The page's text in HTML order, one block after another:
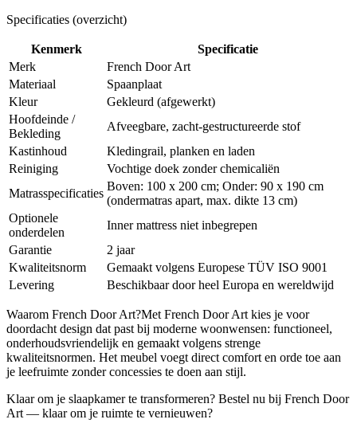
Specificaties (overzicht)
Kenmerk
Specificatie
Merk
French Door Art
Materiaal
Spaanplaat
Kleur
Gekleurd (afgewerkt)
Hoofdeinde /
Bekleding
Afveegbare, zacht-gestructureerde stof
Kastinhoud
Kledingrail, planken en laden
Reiniging
Vochtige doek zonder chemicaliën
Matrasspecificaties
Boven: 100 x 200 cm; Onder: 90 x 190 cm
(ondermatras apart, max. dikte 13 cm)
Optionele
onderdelen
Inner mattress niet inbegrepen
Garantie
2 jaar
Kwaliteitsnorm
Gemaakt volgens Europese TÜV ISO 9001
Levering
Beschikbaar door heel Europa en wereldwijd
Waarom French Door Art?Met French Door Art kies je voor
doordacht design dat past bij moderne woonwensen: functioneel,
onderhoudsvriendelijk en gemaakt volgens strenge
kwaliteitsnormen. Het meubel voegt direct comfort en orde toe aan
je leefruimte zonder concessies te doen aan stijl.
Klaar om je slaapkamer te transformeren? Bestel nu bij French Door
Art — klaar om je ruimte te vernieuwen?